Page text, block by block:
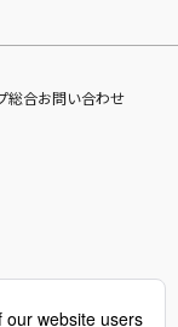
総合お問い合わせ